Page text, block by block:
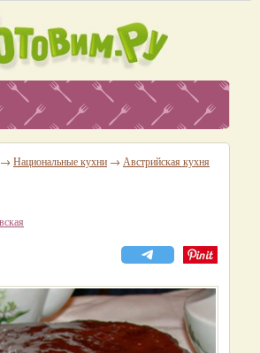
→ Национальные кухни → Австрийская кухня